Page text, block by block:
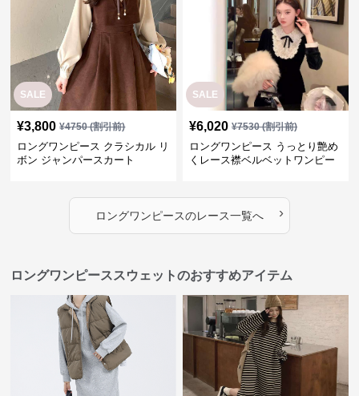
SALE
¥3,800 ¥4750(割引前)
ロングワンピース クラシカル リ
ボン ジャンパースカート
SALE
¥6,020 ¥7530(割引前)
ロングワンピース うっとり艶め
くレース襟ベルベットワンピー
ロングワンピースのレース一覧へ ›
ロングワンピーススウェットのおすすめアイテム